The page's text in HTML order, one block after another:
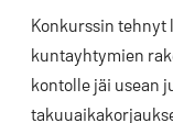
Konkurssin tehnyt
kuntayhtymien
kontolle jäi usean